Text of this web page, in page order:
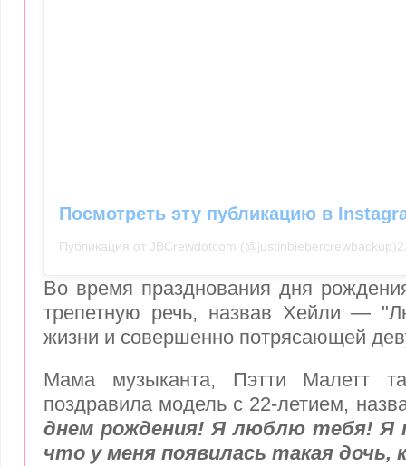
Посмотреть эту публикацию в
Публикация от JBCrewdotcom (@justinbiebercrewbackup)
Во время празднования дня
трепетную речь, назвав Хейли —
жизни и совершенно потрясающей
Мама музыканта, Пэтти Малетт
поздравила модель с 22-летием,
днем рождения! Я люблю тебя! Я
что у меня появилась такая дочь,